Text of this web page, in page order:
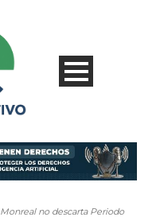
Monreal no descarta Periodo